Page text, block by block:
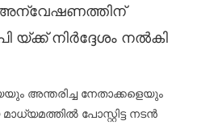
അന്വേഷണത്തിന്
യ്ക്ക് നിർദ്ദേശം നൽകി
അന്തരിച്ച നേതാക്കളെയും
പോസ്റ്റിട്ട നടൻ